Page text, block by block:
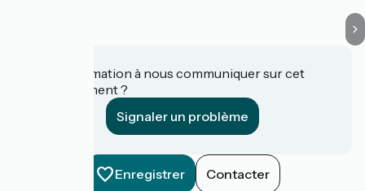
Une information à nous communiquer sur cet
établissement ?
Signaler un problème
Enregistrer Contacter